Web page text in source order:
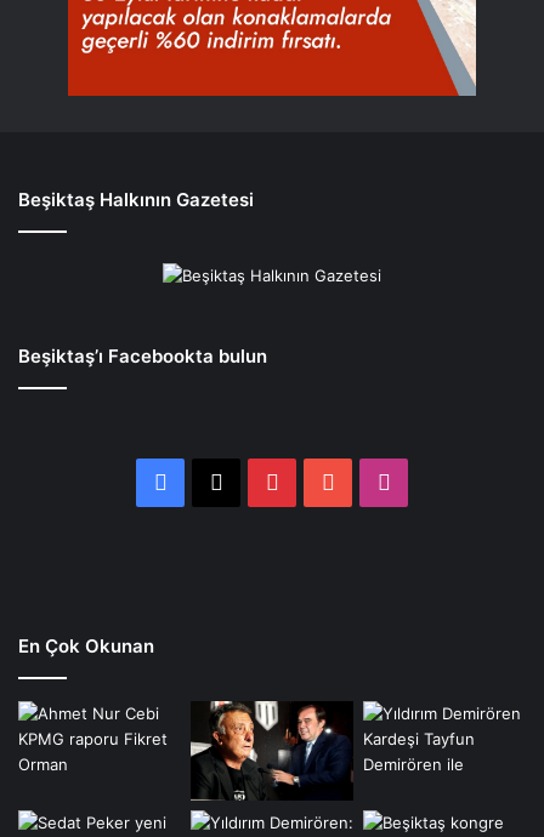
Beşiktaş Halkının Gazetesi
Beşiktaş’ı Facebookta bulun
Facebook
X PinterestYouTube
En Çok Okunan